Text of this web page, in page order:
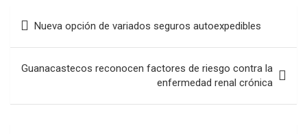
de
Nueva opción de variados seguros autoexpedibles
Guanacastecos reconocen factores de riesgo contra la
enfermedad renal crónica